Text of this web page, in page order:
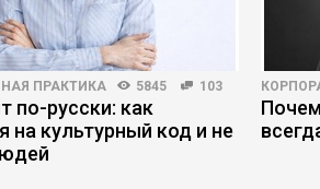
ПРАКТИКА 5845 103
по-русски: как
на культурный код и не